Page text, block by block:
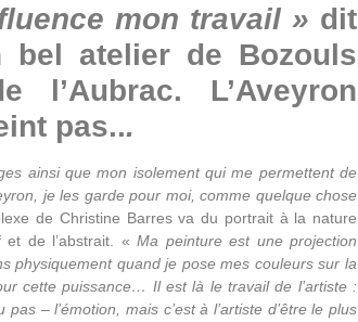
mon travail » dit
bel atelier de Bozouls
L’Aveyron
pas...
ainsi que mon isolement qui me permettent de
je les garde pour moi, comme quelque chose
de Christine Barres va du portrait à la nature
et de l’abstrait. «Ma peinture est une projection
physiquement quand je pose mes couleurs sur la
cette puissance… Il est là le travail de l’artiste :
– l’émotion, mais c’est à l’artiste d’être le plus